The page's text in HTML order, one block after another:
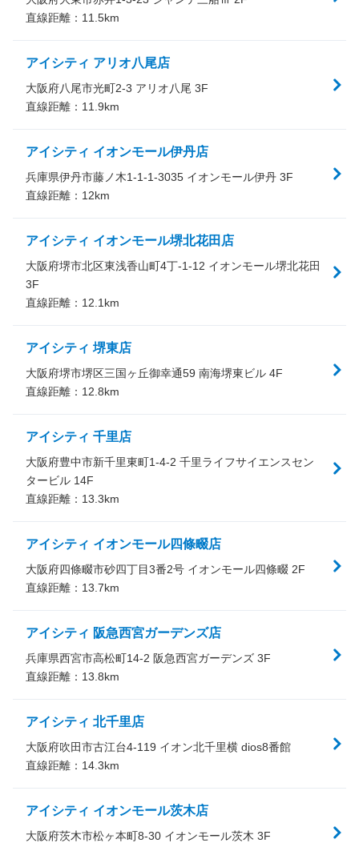
直線距離： 11.5km
アイシティ アリオ八尾店
大阪府八尾市光町2-3 アリオ八尾 3F
直線距離： 11.9km
アイシティ イオンモール伊丹店
兵庫県伊丹市藤ノ木1-1-1-3035 イオンモール伊丹 3F
直線距離： 12km
アイシティ イオンモール堺北花田店
大阪府堺市北区東浅香山町4丁-1-12 イオンモール堺北花田
3F
直線距離： 12.1 km
アイシティ 堺東店
大阪府堺市堺区三国ヶ丘御幸通59 南海堺東ビル 4F
直線距離： 12.8km
アイシティ 千里店
大阪府豊中市新千里東町1-4-2 千里ライフサイエンスセン
タービル 14F
直線距離： 13.3km
アイシティ イオンモール四條畷店
大阪府四條畷市砂四丁目3番2号 イオンモール四條畷 2F
直線距離： 13.7km
アイシティ 阪急西宮ガーデンズ店
兵庫県西宮市高松町14-2 阪急西宮ガーデンズ 3F
直線距離： 13.8km
アイシティ 北千里店
大阪府吹田市古江台4-119 イオン北千里横 dios8番館
直線距離： 14.3km
アイシティ イオンモール茨木店
大阪府茨木市松ヶ本町8-30 イオンモール茨木 3F